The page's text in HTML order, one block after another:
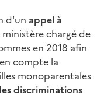
d'un appel à
chargé de
en 2018 afin
compte la
monoparentales
discriminations